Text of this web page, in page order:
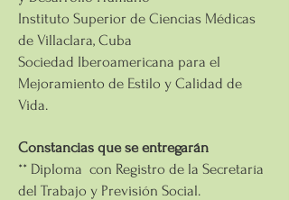
Instituto Superior de Ciencias Médicas
de Villaclara, Cuba
Sociedad Iberoamericana para el
Mejoramiento de Estilo y Calidad de
Vida.
Constancias que se entregarán
** Diploma con Registro de la Secretaría
del Trabajo y Previsión Social.